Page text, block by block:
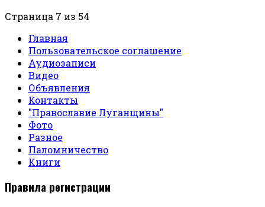
Страница 7 из 54
Главная
Пользовательское соглашение
Аудиозаписи
Видео
Объявления
Контакты
"Православие Луганщины"
Фото
Разное
Паломничество
Книги
Правила регистрации